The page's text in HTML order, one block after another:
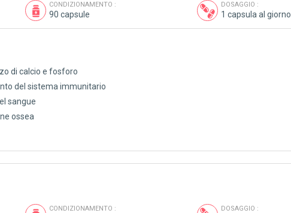
CONDIZIONAMENTO :
90 capsule
DOSAGGIO :
1 capsula al giorno
di calcio e fosforo
del sistema immunitario
sangue
ossea
CONDIZIONAMENTO : DOSAGGIO :